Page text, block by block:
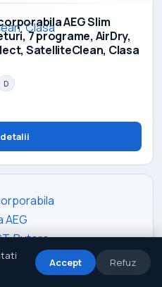
AEG Slim
7 programe, AirDry,
SatelliteClean, Clasa
D
Accept Refuz